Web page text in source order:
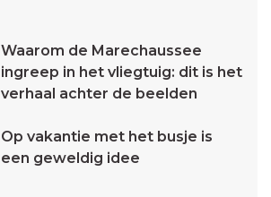
Waarom de Marechaussee
ingreep in het vliegtuig: dit is het
verhaal achter de beelden
Op vakantie met het busje is
een geweldig idee